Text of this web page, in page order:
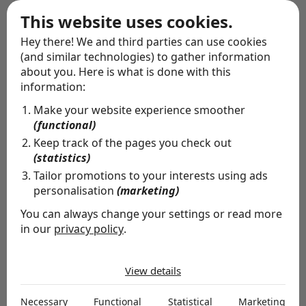
This website uses cookies.
Hey there! We and third parties can use cookies
(and similar technologies) to gather information
about you. Here is what is done with this
information:
Make your website experience smoother
(functional)
Keep track of the pages you check out
(statistics)
Tailor promotions to your interests using ads
personalisation(marketing)
You can always change your settings or read more
in our privacy policy.
Necessary cookies help make a website usable by
View details
Necessary Functional Statistical Marketing
van Toezicht bij MVO Nederland. Dat was een bewuste
keuze, omdat we mede dankzij de diversiteit in onze
RvT betere besluitvormingen creëren. Daarnaast is het
goed dat commissarissen zichzelf op de hoogte stellen
van alle maatschappelijke vraagstukken die er spelen,
zoals het Klimaatdebat. Als we niet binnen 25 jaar
radicaal vernieuwen, komen we namelijk in een
systeem waarin we als mens nog nooit geleefd hebben.
Als organisatie moet je hiermee aan de slag, het is
onvermijdelijk. Het is de rol van de commissaris om
gereed voor de toekomst?’